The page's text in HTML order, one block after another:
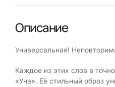
Описание
Универсальная!
Каждое из этих слов в
«Уна». Её стильный образ